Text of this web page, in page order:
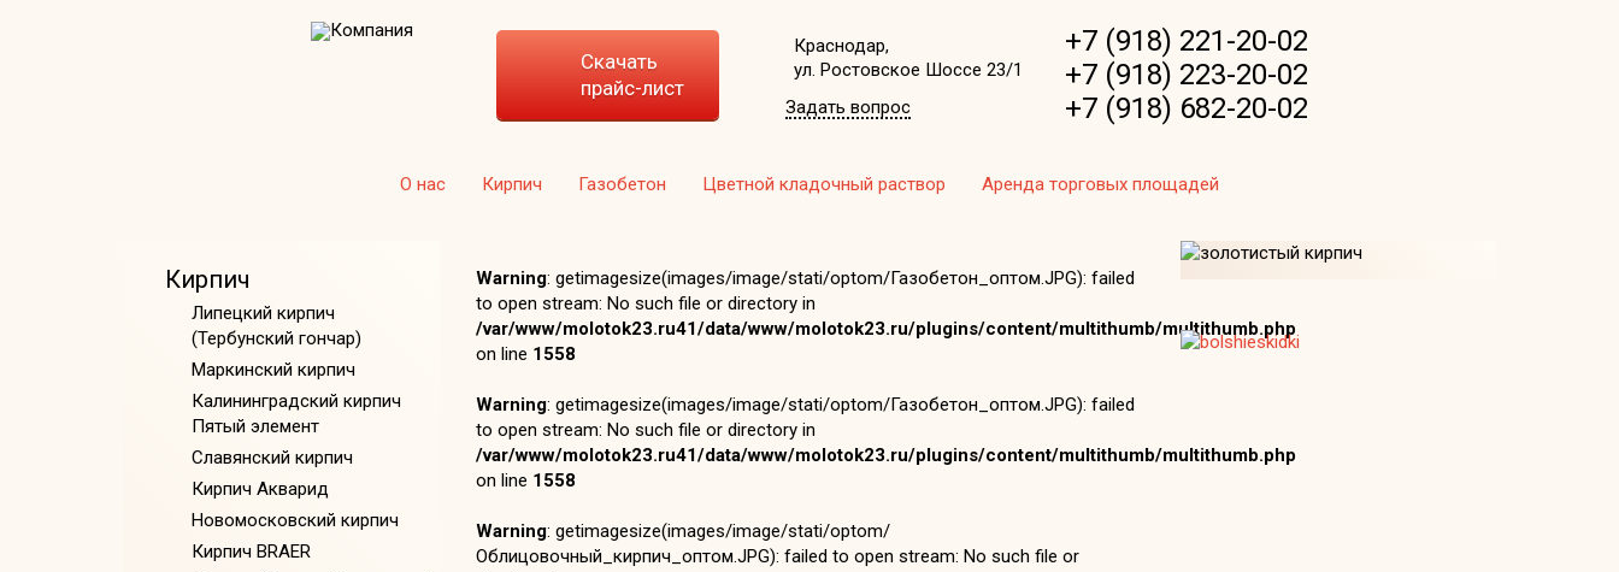
Скачать
прайс-лист
Краснодар,
ул. Ростовское Шоссе 23/1
Задать вопрос
+7 (918) 221-20-02
+7 (918) 223-20-02
+7 (918) 682-20-02
О нас Кирпич Газобетон Цветной кладочный раствор Аренда торговых площадей
Warning: getimagesize(images/image/stati/optom/Газобетон_оптом.JPG): failed
to open stream: No such file or directory in
/var/www/molotok23.ru41/data/www/molotok23.ru/plugins/content/multithumb/multithumb.php
on line 1558
Warning: getimagesize(images/image/stati/optom/Газобетон_оптом.JPG): failed
to open stream: No such file or directory in
/var/www/molotok23.ru41/data/www/molotok23.ru/plugins/content/multithumb/multithumb.php
on line 1558
Warning: getimagesize(images/image/stati/optom/
Облицовочный_кирпич_оптом.JPG): failed to open stream: No such file or
Кирпич
Липецкий кирпич
(Тербунский гончар)
Маркинский кирпич
Калининградский кирпич
Пятый элемент
Славянский кирпич
Кирпич Акварид
Новомосковский кирпич
Кирпич BRAER